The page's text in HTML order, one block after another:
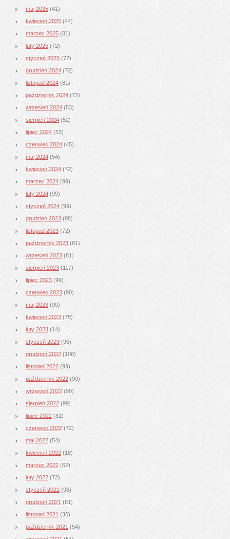
maj 2025 (41)
kwiecień 2025 (44)
marzec 2025 (81)
luty 2025 (72)
styczeń 2025 (72)
grudzień 2024 (72)
listopad 2024 (81)
październik 2024 (72)
wrzesień 2024 (53)
sierpień 2024 (52)
lipiec 2024 (53)
czerwiec 2024 (45)
maj 2024 (54)
kwiecień 2024 (72)
marzec 2024 (99)
luty 2024 (99)
styczeń 2024 (99)
grudzień 2023 (98)
listopad 2023 (72)
październik 2023 (81)
wrzesień 2023 (81)
sierpień 2023 (117)
lipiec 2023 (99)
czerwiec 2023 (90)
maj 2023 (90)
kwiecień 2023 (75)
luty 2023 (14)
styczeń 2023 (96)
grudzień 2022 (106)
listopad 2022 (99)
październik 2022 (90)
wrzesień 2022 (99)
sierpień 2022 (99)
lipiec 2022 (81)
czerwiec 2022 (72)
maj 2022 (54)
kwiecień 2022 (18)
marzec 2022 (62)
luty 2022 (72)
styczeń 2022 (98)
grudzień 2021 (81)
listopad 2021 (36)
październik 2021 (54)